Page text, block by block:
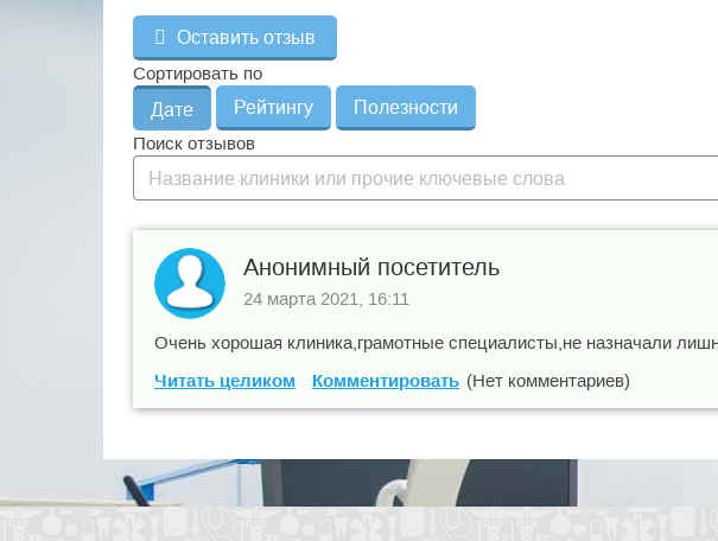
Оставить отзыв
Сортировать по
Дате
Рейтингу
Полезности
Поиск отзывов
Анонимный посетитель
24 марта 2021, 16:11
Очень хорошая клиника,грамотные специалисты,не назначали
Читать целиком
Комментировать (Нет комментариев)